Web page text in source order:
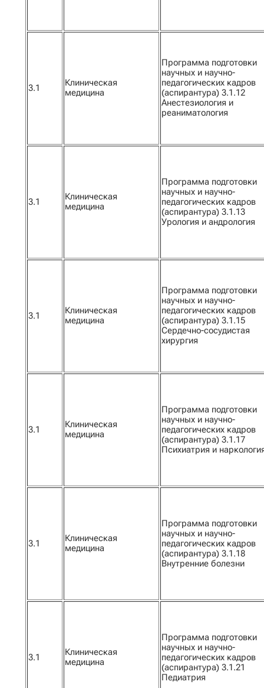
3.1
Клиническая
медицина
Программа подготовки
научных и научно-
педагогических кадров
(аспирантура) 3.1.12
Анестезиология и
реаниматология
3.1
Клиническая
медицина
Программа подготовки
научных и научно-
педагогических кадров
(аспирантура) 3.1.13
Урология и андрология
3.1
Клиническая
медицина
Программа подготовки
научных и научно-
педагогических кадров
(аспирантура) 3.1.15
Сердечно-сосудистая
хирургия
3.1
Клиническая
медицина
Программа подготовки
научных и научно-
педагогических кадров
(аспирантура) 3.1.17
Психиатрия и
3.1
Клиническая
медицина
Программа подготовки
научных и научно-
педагогических кадров
(аспирантура) 3.1.18
Внутренние болезни
3.1
Клиническая
медицина
Программа подготовки
научных и научно-
педагогических кадров
(аспирантура) 3.1.21
Педиатрия